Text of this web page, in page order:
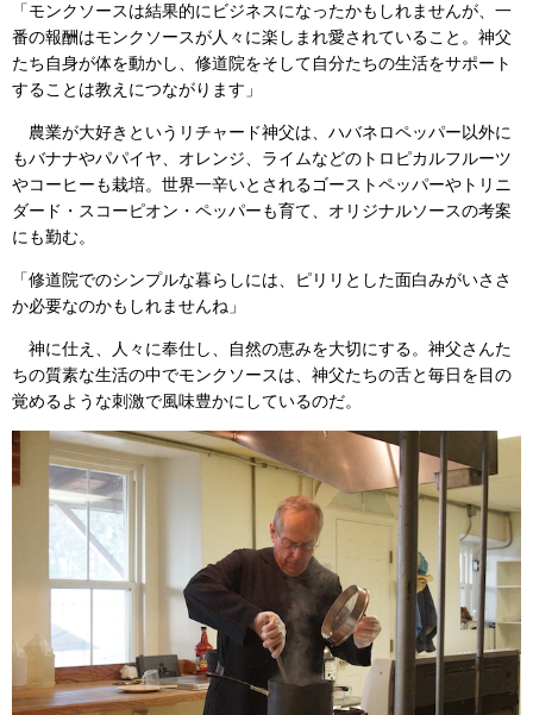
「モンクソースは結果的にビジネスになったかもしれませんが、一
番の報酬はモンクソースが人々に楽しまれ愛されていること。神父
たち自身が体を動かし、修道院をそして自分たちの生活をサポート
することは教えにつながります」
農業が大好きというリチャード神父は、ハバネロペッパー以外に
もバナナやパパイヤ、オレンジ、ライムなどのトロピカルフルーツ
やコーヒーも栽培。世界一辛いとされるゴーストペッパーやトリニ
ダード・スコーピオン・ペッパーも育て、オリジナルソースの考案
にも勤む。
「修道院でのシンプルな暮らしには、ピリリとした面白みがいささ
か必要なのかもしれませんね」
神に仕え、人々に奉仕し、自然の恵みを大切にする。神父さんた
ちの質素な生活の中でモンクソースは、神父たちの舌と毎日を目の
覚めるような刺激で風味豊かにしているのだ。